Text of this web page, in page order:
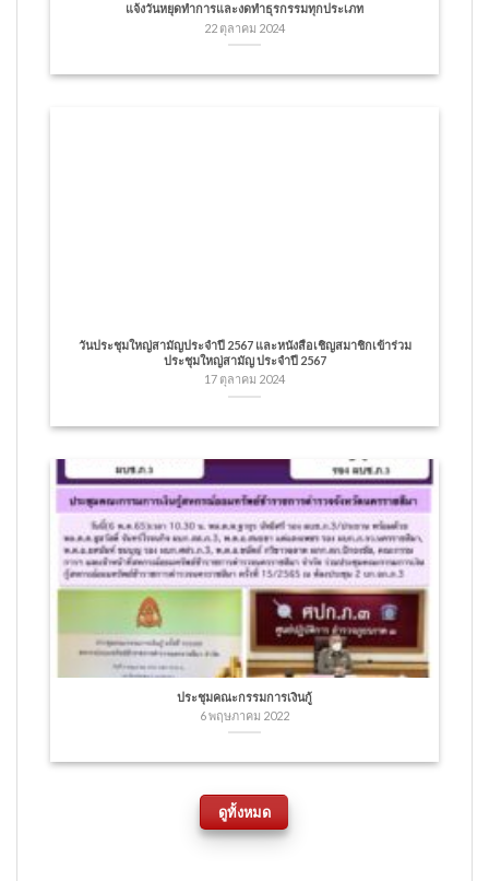
แจ้งวันหยุดทำการและงดทำธุรกรรมทุกประเภท
22 ตุลาคม 2024
วันประชุมใหญ่สามัญประจำปี 2567 และหนังสือเชิญสมาชิกเข้าร่วม
ประชุมใหญ่สามัญ ประจำปี 2567
17 ตุลาคม 2024
ประชุมคณะกรรมการเงินกู้
6 พฤษภาคม 2022
ดูทั้งหมด